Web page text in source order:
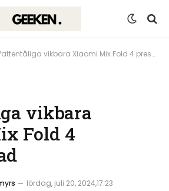
vikbara Xiaomi Mix Fold 4 presenterad
vikbara
Fold 4
lördag, juli 20, 2024,17:23